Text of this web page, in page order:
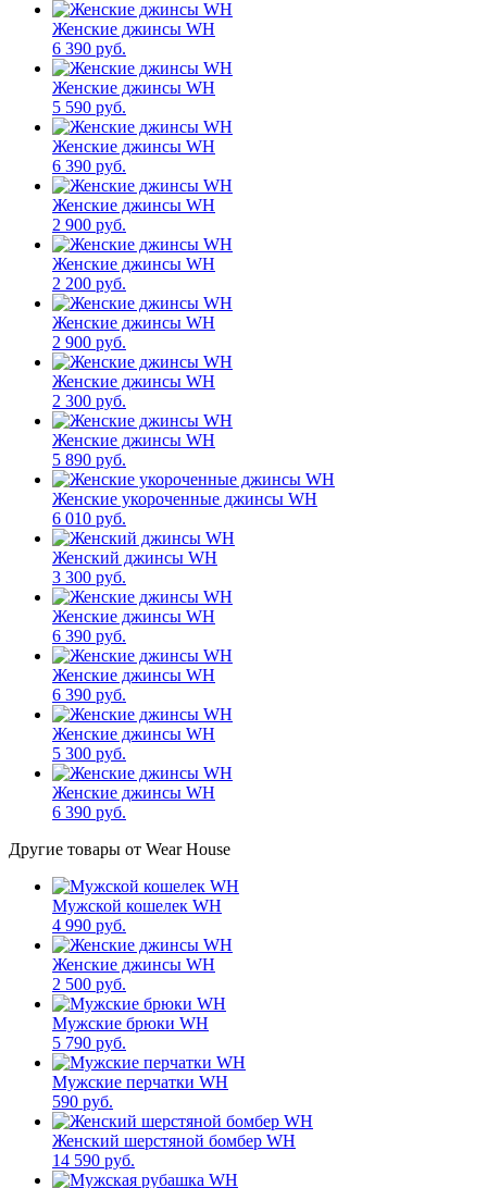
Женские джинсы WH
6 390 руб.
Женские джинсы WH
5 590 руб.
Женские джинсы WH
6 390 руб.
Женские джинсы WH
2 900 руб.
Женские джинсы WH
2 200 руб.
Женские джинсы WH
2 900 руб.
Женские джинсы WH
2 300 руб.
Женские джинсы WH
5 890 руб.
Женские укороченные джинсы WH
6 010 руб.
Женский джинсы WH
3 300 руб.
Женские джинсы WH
6 390 руб.
Женские джинсы WH
6 390 руб.
Женские джинсы WH
5 300 руб.
Женские джинсы WH
6 390 руб.
Другие товары от Wear House
Мужской кошелек WH
4 990 руб.
Женские джинсы WH
2 500 руб.
Мужские брюки WH
5 790 руб.
Мужские перчатки WH
590 руб.
Женский шерстяной бомбер WH
14 590 руб.